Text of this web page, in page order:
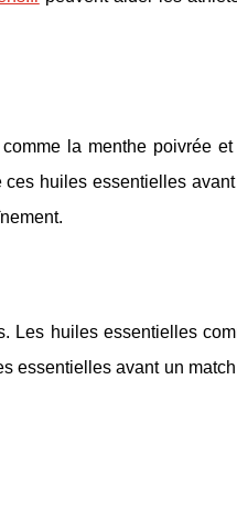
la menthe poivrée
huiles essentielles
Les huiles essentielles
essentielles avant un